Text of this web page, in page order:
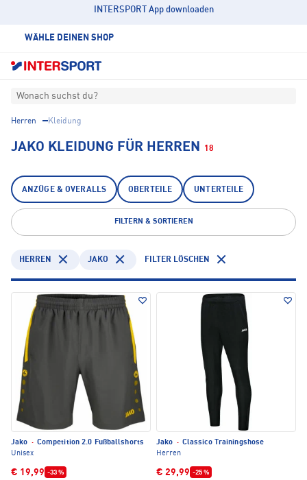
INTERSPORT App downloaden
WÄHLE DEINEN SHOP
Wonach suchst du?
Herren Kleidung
JAKO KLEIDUNG FÜR HERREN 18
ANZÜGE & OVERALLS OBERTEILE UNTERTEILE
FILTERN & SORTIEREN
HERREN JAKO FILTER LÖSCHEN
Jako · Competition 2.0 Fußballshorts
Unisex
€ 19,99 -33 %
Jako · Classico Trainingshose
Herren
€ 29,99 -25 %